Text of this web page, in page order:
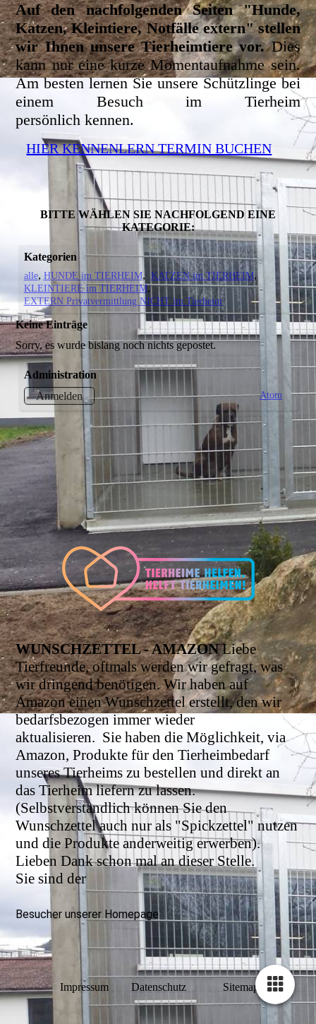
Auf den nachfolgenden Seiten "Hunde,
Katzen, Kleintiere, Notfälle extern" stellen
wir Ihnen unsere Tierheimtiere vor.Dies
kann nur eine kurze Momentaufnahme sein.
Am besten lernen Sie unsere Schützlinge bei
einem Besuch im Tierheim
persönlich kennen.
HIER KENNENLERN TERMIN BUCHEN
BITTE WÄHLEN SIE NACHFOLGEND EINE
KATEGORIE:
Kategorien
alle HUNDE im TIERHEIM
KATZEN im TIERHEIM
KLEINTIERE im TIERHEIM
EXTERN Privatvermittlung NICHT im Tierheim
Keine Einträge
Sorry, es wurde bislang noch nichts gepostet.
Administration
Anmelden
Atom
WUNSCHZETTEL - AMAZONLiebe
Tierfreunde, oftmals werden wir gefragt, was
wir dringend benötigen. Wir haben auf
Amazon einen Wunschzettel erstellt, den wir
bedarfsbezogen immer wieder
aktualisieren. Sie haben die Möglichkeit, via
Amazon, Produkte für den Tierheimbedarf
unseres Tierheims zu bestellen und direkt an
das Tierheim liefern zu lassen.
(Selbstverständlich können Sie den
Wunschzettel auch nur als "Spickzettel" nutzen
und die Produkte anderweitig erwerben).
Lieben Dank schon mal an dieser Stelle.
Sie sind der
Besucher unserer Homepage
Impressum Datenschutz Sitemap